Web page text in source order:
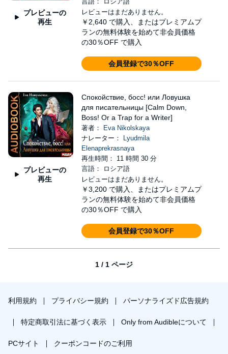
プレビューの
再生
レビューはまだありません。
￥2,640 で購入、またはプレミアムプ
ランの無料体験を始めて非会員価格
の30％OFF で購入
会員登録で30％OFF
プレビューの
再生
Спокойствие, босс! или Ловушка
для писательницы [Calm Down,
Boss! Or a Trap for a Writer]
著者：
Eva Nikolskaya
ナレーター：
Lyudmila
Elenaprekrasnaya
再生時間： 11 時間 30 分
言語： ロシア語
レビューはまだありません。
￥3,200 で購入、またはプレミアムプ
ランの無料体験を始めて非会員価格
の30％OFF で購入
会員登録で30％OFF
1 / 1 ページ
利用規約 プライバシー規約 パーソナライズド広告規約
特定商取引法に基づく表示 Only from Audibleについて
PCサイト クーポンコードのご利用